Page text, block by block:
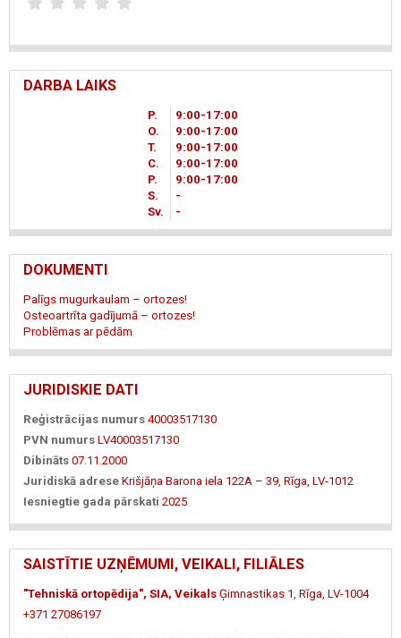
DARBA LAIKS
P. 9 00-17 00
O.
9 00-17 00
T.
9 00-17 00
C.
9 00-17 00
P.
9 00-17 00
S.
-
Sv.
-
DOKUMENTI
Palīgs mugurkaulam – ortozes!
Osteoartrīta gadījumā – ortozes!
Problēmas ar pēdām
JURIDISKIE DATI
Reģistrācijas numurs 40003517130
PVN numurs LV40003517130
Dibināts 07.11.2000
Juridiskā adrese Krišjāņa Barona iela 122A – 39, Rīga, LV-1012
Iesniegtie gada pārskati 2025
SAISTĪTIE UZŅĒMUMI, VEIKALI, FILIĀLES
"Tehniskā ortopēdija", SIA, Veikals Ģimnastikas 1, Rīga, LV-1004
+371 27086197